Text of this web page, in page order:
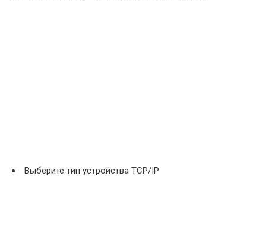
Выберите тип устройства TCP/IP